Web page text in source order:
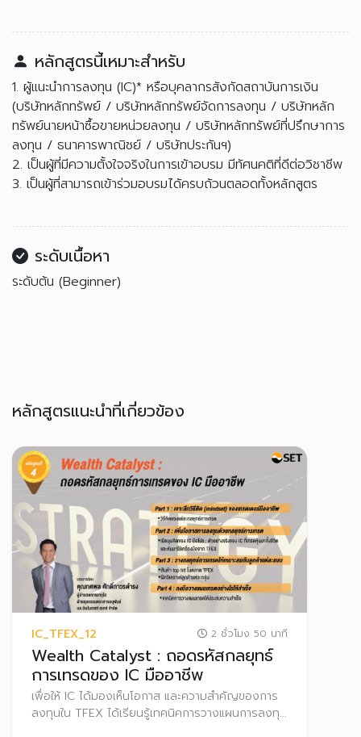
หลักสูตรนี้เหมาะสำหรับ
1. ผู้แนะนำการลงทุน (IC)* หรือบุคลากรสังกัดสถาบันการเงิน
(บริษัทหลักทรัพย์ / บริษัทหลักทรัพย์จัดการลงทุน / บริษัทหลัก
ทรัพย์นายหน้าซื้อขายหน่วยลงทุน / บริษัทหลักทรัพย์ที่ปรึกษาการ
ลงทุน / ธนาคารพาณิชย์ / บริษัทประกันฯ)
2. เป็นผู้ที่มีความตั้งใจจริงในการเข้าอบรม มีทัศนคติที่ดีต่อวิชาชีพ
3. เป็นผู้ที่สามารถเข้าร่วมอบรมได้ครบถ้วนตลอดทั้งหลักสูตร
ระดับเนื้อหา
ระดับต้น (Beginner)
หลักสูตรแนะนำที่เกี่ยวข้อง
IC_TFEX_12 2 ชั่วโมง 50 นาที
Wealth Catalyst : ถอดรหัสกลยุทธ์
การเทรดของ IC มืออาชีพ
เพื่อให้ IC ได้มองเห็นโอกาส และความสำคัญของการ
ลงทุนใน TFEX ได้เรียนรู้เทคนิคการวางแผนการลงทุน